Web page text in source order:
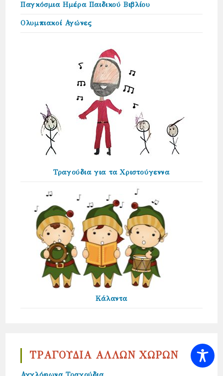
Παγκόσμια Ημέρα Παιδικού Βιβλίου
Ολυμπιακοί Αγώνες
Τραγούδια για τα Χριστούγεννα
Κάλαντα
ΤΡΑΓΟΥΔΙΑ ΑΛΛΩΝ ΧΩΡΩΝ